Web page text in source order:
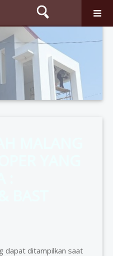
Search
dapat ditampilkan saat